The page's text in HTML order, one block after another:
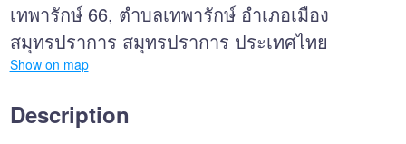
เทพารักษ์ 66, ตำบลเทพารักษ์ อำเภอเมือง
สมุทรปราการ สมุทรปราการ ประเทศไทย
Show on map
Description